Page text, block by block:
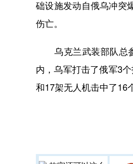
础设施发动自俄乌冲突
伤亡。
乌克兰武装部队总参
内，乌军打击了俄军3
和17架无人机击中了16